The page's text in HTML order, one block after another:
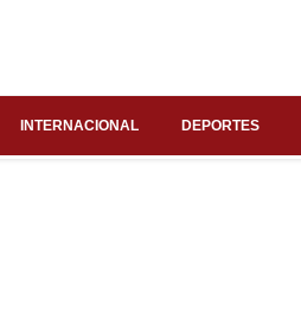
INTERNACIONAL DEPORTES